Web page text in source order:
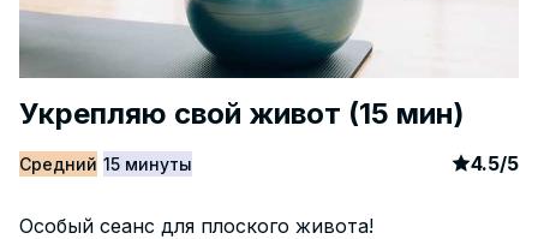
Укрепляю свой живот (15 мин)
Средний 15 минуты article
4.5/5
Особый сеанс для плоского живота!